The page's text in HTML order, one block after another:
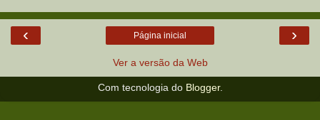
‹ ›
Página inicial
Ver a versão da Web
Com tecnologia do Blogger.